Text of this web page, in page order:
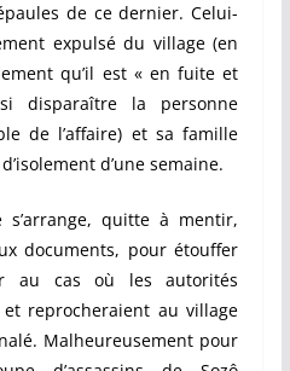
de ce dernier. Celui-
expulsé du village (en
qu’il est « en fuite et
disparaître la personne
de l’affaire) et sa famille
d’une semaine.
quitte à mentir,
documents, pour étouffer
au cas où les autorités
et reprocheraient au village
Malheureusement pour